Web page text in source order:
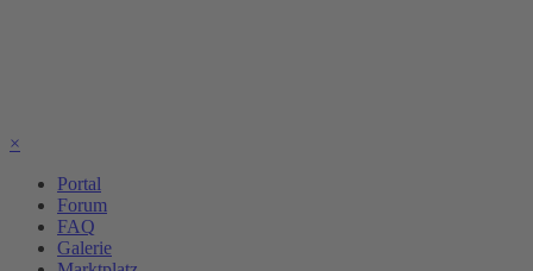
×
Portal
Forum
FAQ
Galerie